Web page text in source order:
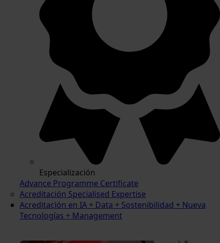
Especialización
Advance Programme Certificate
Acreditación Specialised Expertise
Acreditación en IA + Data + Sostenibilidad + Nueva
Tecnologías + Management